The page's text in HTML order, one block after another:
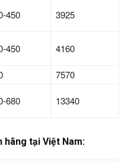
450 3925
450 4160
7570
680 13340
hãng tại Việt Nam: